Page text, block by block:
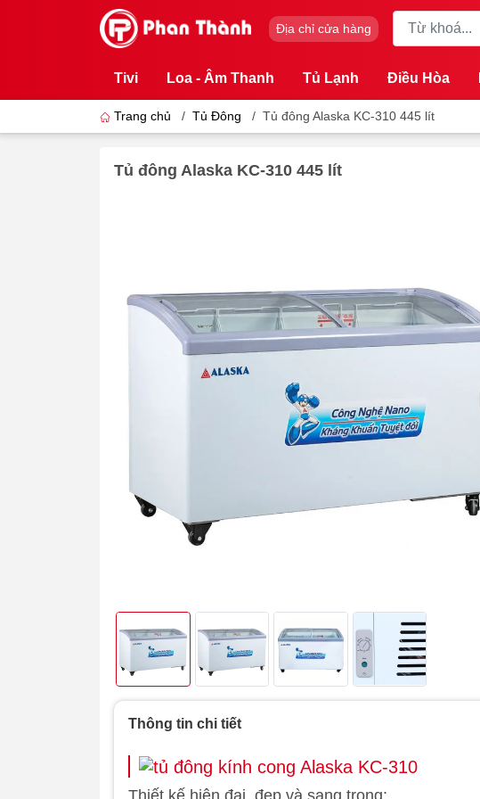
Địa chỉ cửa hàng
Tivi Loa - Âm Thanh Tủ Lạnh Điều Hòa
Trang chủ / Tủ Đông / Tủ đông Alaska KC-310 445 lít
Tủ đông Alaska KC-310 445 lít
Thông tin chi tiết